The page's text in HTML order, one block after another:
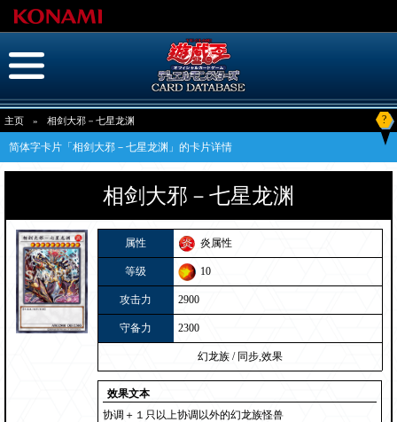
主页 » 相剑大邪－七星龙渊 ?
简体字卡片「相剑大邪－七星龙渊」的卡片详情
相剑大邪－七星龙渊
属性 炎属性
等级 10
攻击力 2900
守备力 2300
幻龙族 / 同步,效果
效果文本
协调＋１只以上协调以外的幻龙族怪兽